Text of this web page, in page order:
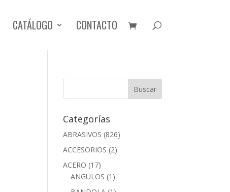
CATÁLOGO CONTACTO
Categorías
ABRASIVOS (826)
ACCESORIOS (2)
ACERO (17)
ANGULOS (1)